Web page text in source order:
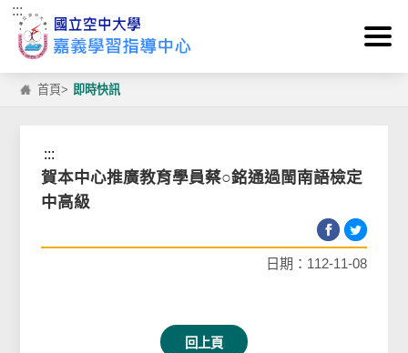
跳到主要內容區塊
:::
首頁> 即時快訊
:::
賀本中心推廣教育學員蔡○銘通過閩南語檢定
中高級
日期：112-11-08
回上頁